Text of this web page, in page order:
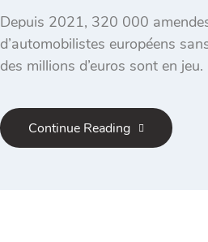
Depuis 2021, 320 000
d’automobilistes européens
des millions d’euros sont en jeu.
Continue Reading